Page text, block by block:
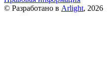
© Разработано в Arlight, 2026